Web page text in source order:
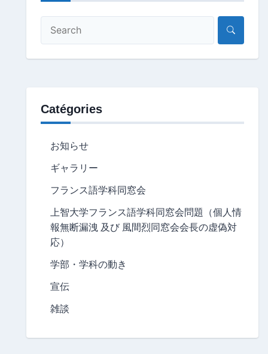
Catégories
お知らせ
ギャラリー
フランス語学科同窓会
上智大学フランス語学科同窓会問題（個人情
報無断漏洩 及び 風間烈同窓会会長の虚偽対
応）
学部・学科の動き
宣伝
雑談